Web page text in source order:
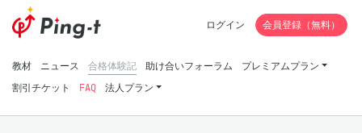
教材 ニュース 合格体験記 助け合いフォーラム
プレミアムプラン
割引チケット
FAQ 法人プラン
ログイン 会員登録（無料）